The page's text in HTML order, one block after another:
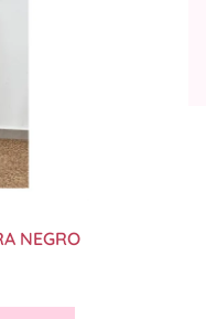
NEGRO